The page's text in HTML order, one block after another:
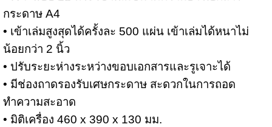
กระดาษ A4
• เข้าเล่มสูงสุดได้ครั้งละ 500 แผ่น เข้าเล่มได้หนาไม่
น้อยกว่า 2 นิ้ว
• ปรับระยะห่างระหว่างขอบเอกสารและรูเจาะได้
• มีช่องถาดรองรับเศษกระดาษ สะดวกในการถอด
ทำความสะอาด
• มิติเครื่อง 460 x 390 x 130 มม.